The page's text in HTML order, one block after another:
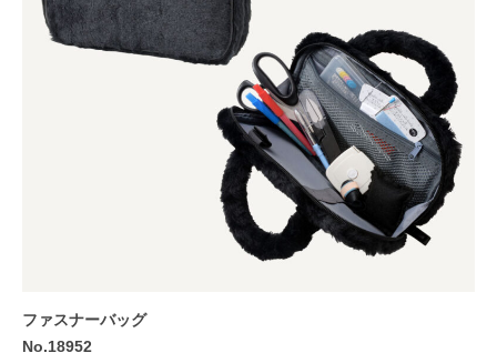
ファスナーバッグ
No.18952